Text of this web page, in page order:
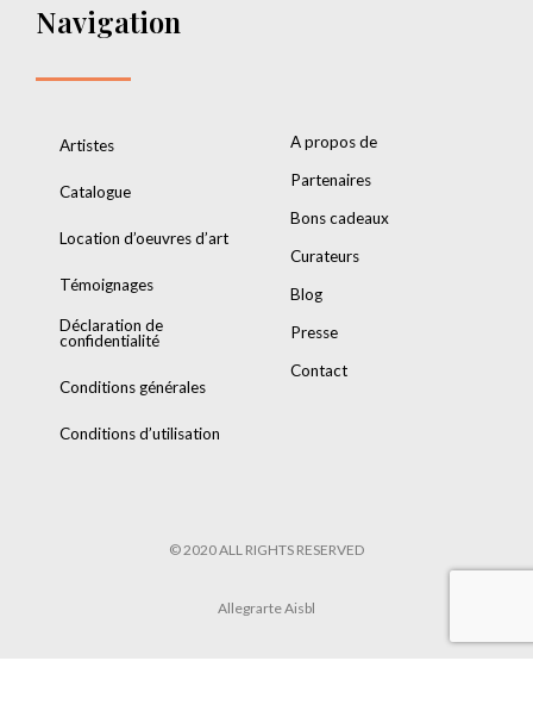
Navigation
Artistes
Catalogue
Location d’oeuvres d’art
Témoignages
Déclaration de
confidentialité
Conditions générales
Conditions d’utilisation
A propos de
Partenaires
Bons cadeaux
Curateurs
Blog
Presse
Contact
© 2020 ALL RIGHTS RESERVED
Allegrarte Aisbl